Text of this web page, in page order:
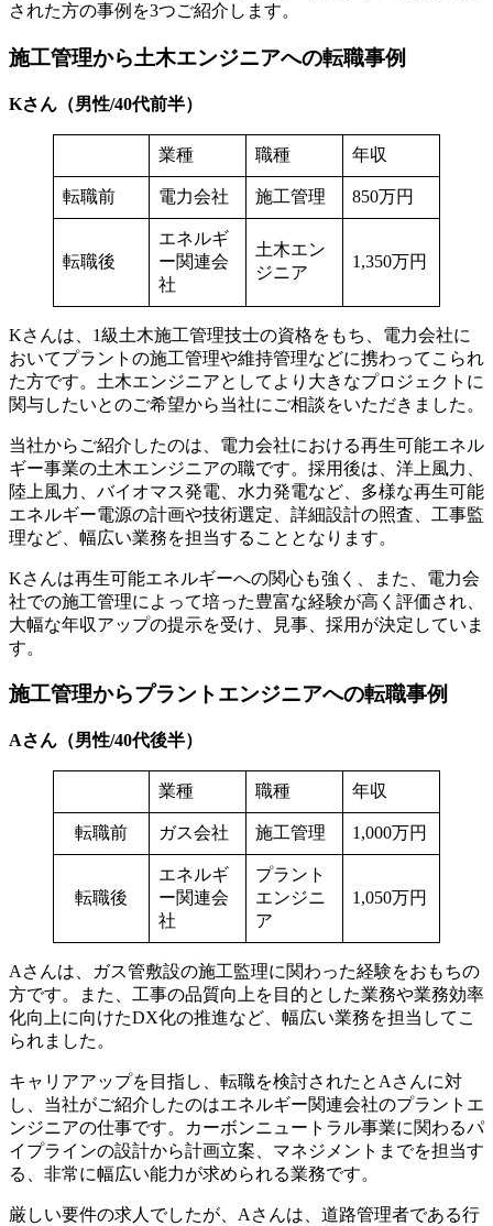
された方の事例を3つご紹介します。
施工管理から土木エンジニアへの転職事例
Kさん（男性/40代前半）
業種 職種 年収
転職前 電力会社 施工管理 850万円
転職後
エネルギ
ー関連会
社
土木エン
ジニア
1,350万円
Kさんは、1級土木施工管理技士の資格をもち、電力会社に
おいてプラントの施工管理や維持管理などに携わってこられ
た方です。土木エンジニアとしてより大きなプロジェクトに
関与したいとのご希望から当社にご相談をいただきました。
当社からご紹介したのは、電力会社における再生可能エネル
ギー事業の土木エンジニアの職です。採用後は、洋上風力、
陸上風力、バイオマス発電、水力発電など、多様な再生可能
エネルギー電源の計画や技術選定、詳細設計の照査、工事監
理など、幅広い業務を担当することとなります。
Kさんは再生可能エネルギーへの関心も強く、また、電力会
社での施工管理によって培った豊富な経験が高く評価され、
大幅な年収アップの提示を受け、見事、採用が決定していま
す。
施工管理からプラントエンジニアへの転職事例
Aさん（男性/40代後半）
業種 職種 年収
転職前 ガス会社 施工管理 1,000万円
転職後
エネルギ
ー関連会
社
プラント
エンジニ
ア
1,050万円
Aさんは、ガス管敷設の施工監理に関わった経験をおもちの
方です。また、工事の品質向上を目的とした業務や業務効率
化向上に向けたDX化の推進など、幅広い業務を担当してこ
られました。
キャリアアップを目指し、転職を検討されたとAさんに対
し、当社がご紹介したのはエネルギー関連会社のプラントエ
ンジニアの仕事です。カーボンニュートラル事業に関わるパ
イプラインの設計から計画立案、マネジメントまでを担当す
る、非常に幅広い能力が求められる業務です。
厳しい要件の求人でしたが、Aさんは、道路管理者である行